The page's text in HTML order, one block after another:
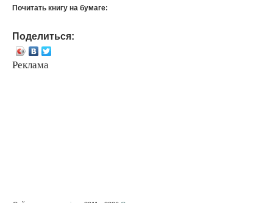
Почитать книгу на бумаге:
Поделиться:
Реклама